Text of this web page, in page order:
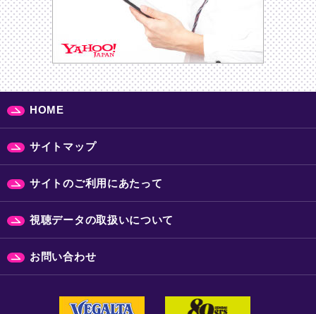
HOME
サイトマップ
サイトのご利用にあたって
視聴データの取扱いについて
お問い合わせ